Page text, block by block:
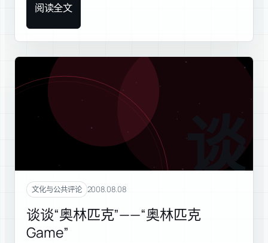
阅读全文
谈谈
文化与公共评论 2008.08.08
谈谈“奥林匹克”——“奥林匹克
Game”